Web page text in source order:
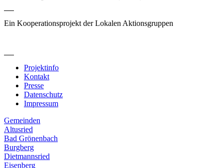
Ein Kooperationsprojekt der Lokalen Aktionsgruppen
Projektinfo
Kontakt
Presse
Datenschutz
Impressum
Gemeinden
Altusried
Bad Grönenbach
Burgberg
Dietmannsried
Eisenberg